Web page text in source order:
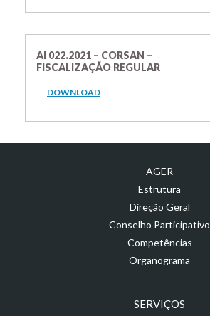
AI 022.2021 – CORSAN –
FISCALIZAÇÃO REGULAR
DOWNLOAD
AGER
Estrutura
Direção Geral
Conselho Participativo
Competências
Organograma
SERVIÇOS